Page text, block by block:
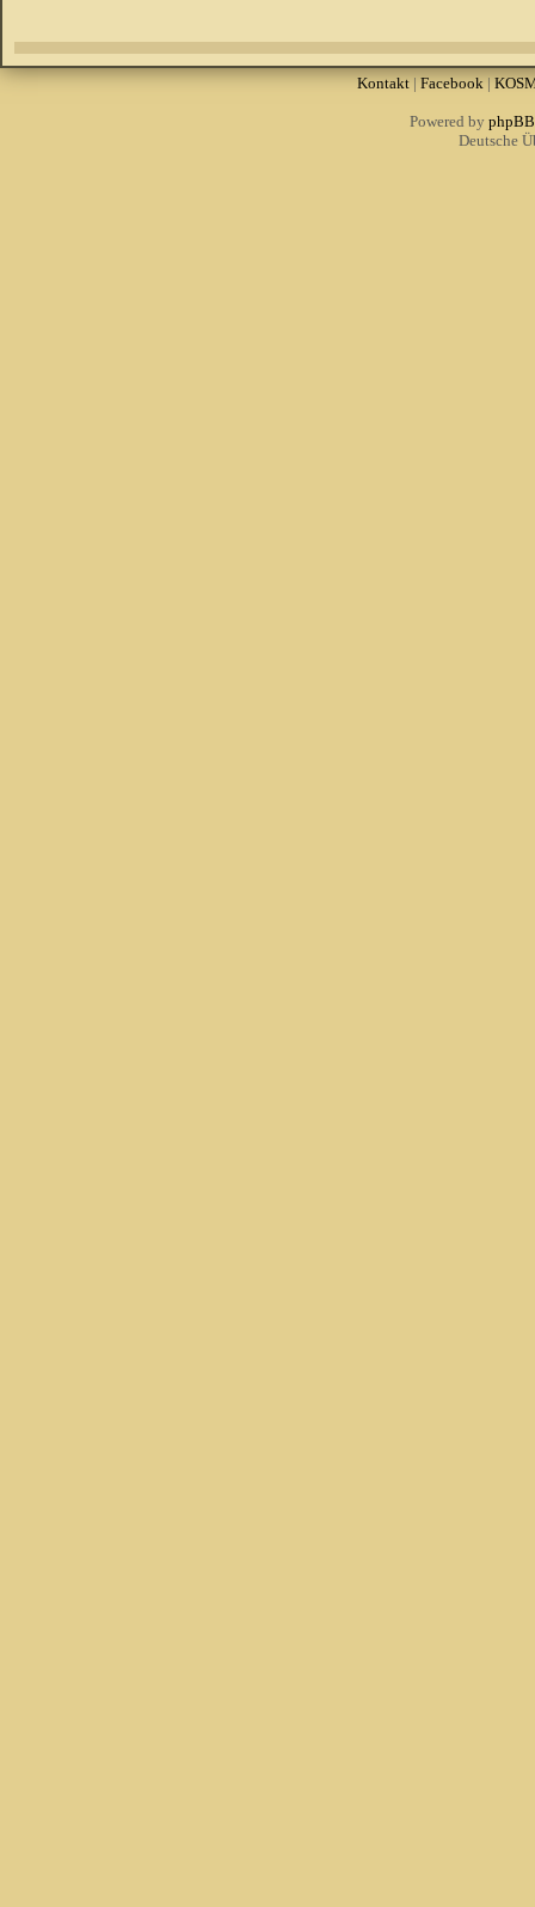
Kontakt| Facebook|
Powered by phpBB
Deutsche